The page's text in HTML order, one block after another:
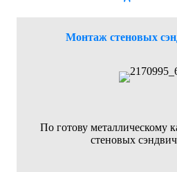
Монтаж стеновых
По готову металлическому
стеновых